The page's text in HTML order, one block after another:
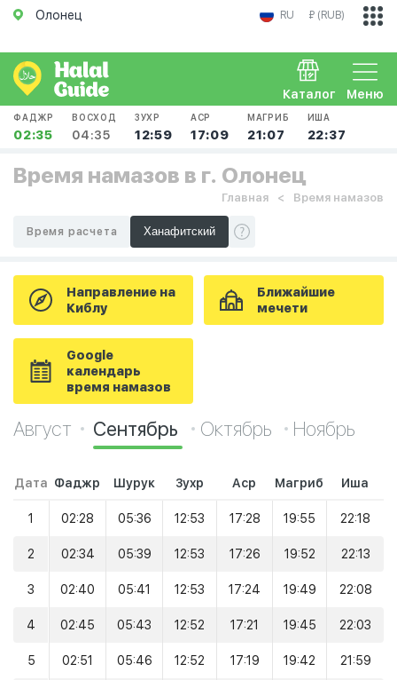
Олонец RU ₽ (RUB)
Меню
Каталог
ФАДЖР
02:35
ВОСХОД
04:35
ЗУХР
12:59
АСР
17:09
МАГРИБ
21:07
ИША
22:37
Время намазов в г. Олонец
Главная Время намазов
Время расчета
Направление на
Киблу
Ближайшие
мечети
Google
календарь
время намазов
Август Сентябрь Октябрь Ноябрь
Дата Фаджр Шурук Зухр Аср Магриб Иша
1 02:28 05:36 12:53 17:28 19:55 22:18
2 02:34 05:39 12:53 17:26 19:52 22:13
3 02:40 05:41 12:53 17:24 19:49 22:08
4 02:45 05:43 12:52 17:21 19:45 22:03
5 02:51 05:46 12:52 17:19 19:42 21:59